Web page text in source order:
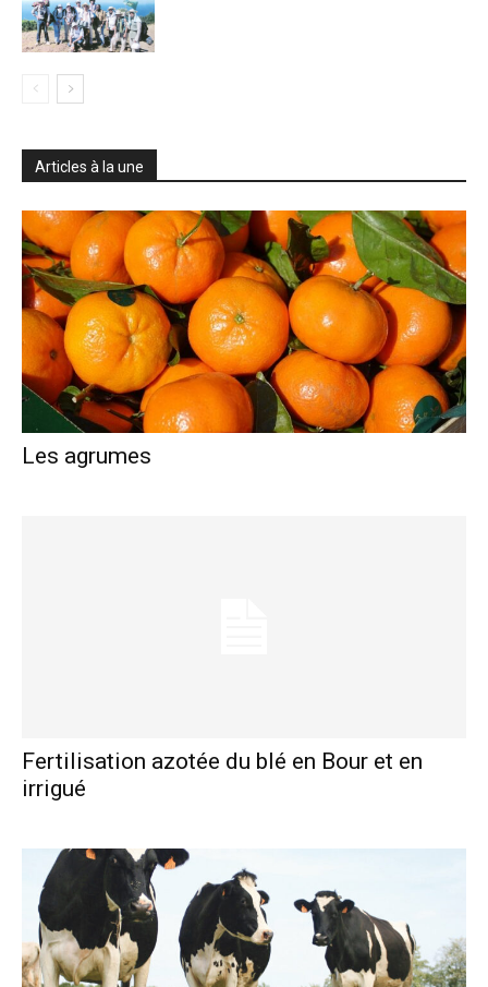
Articles à la une
Les agrumes
Fertilisation azotée du blé en Bour et en
irrigué